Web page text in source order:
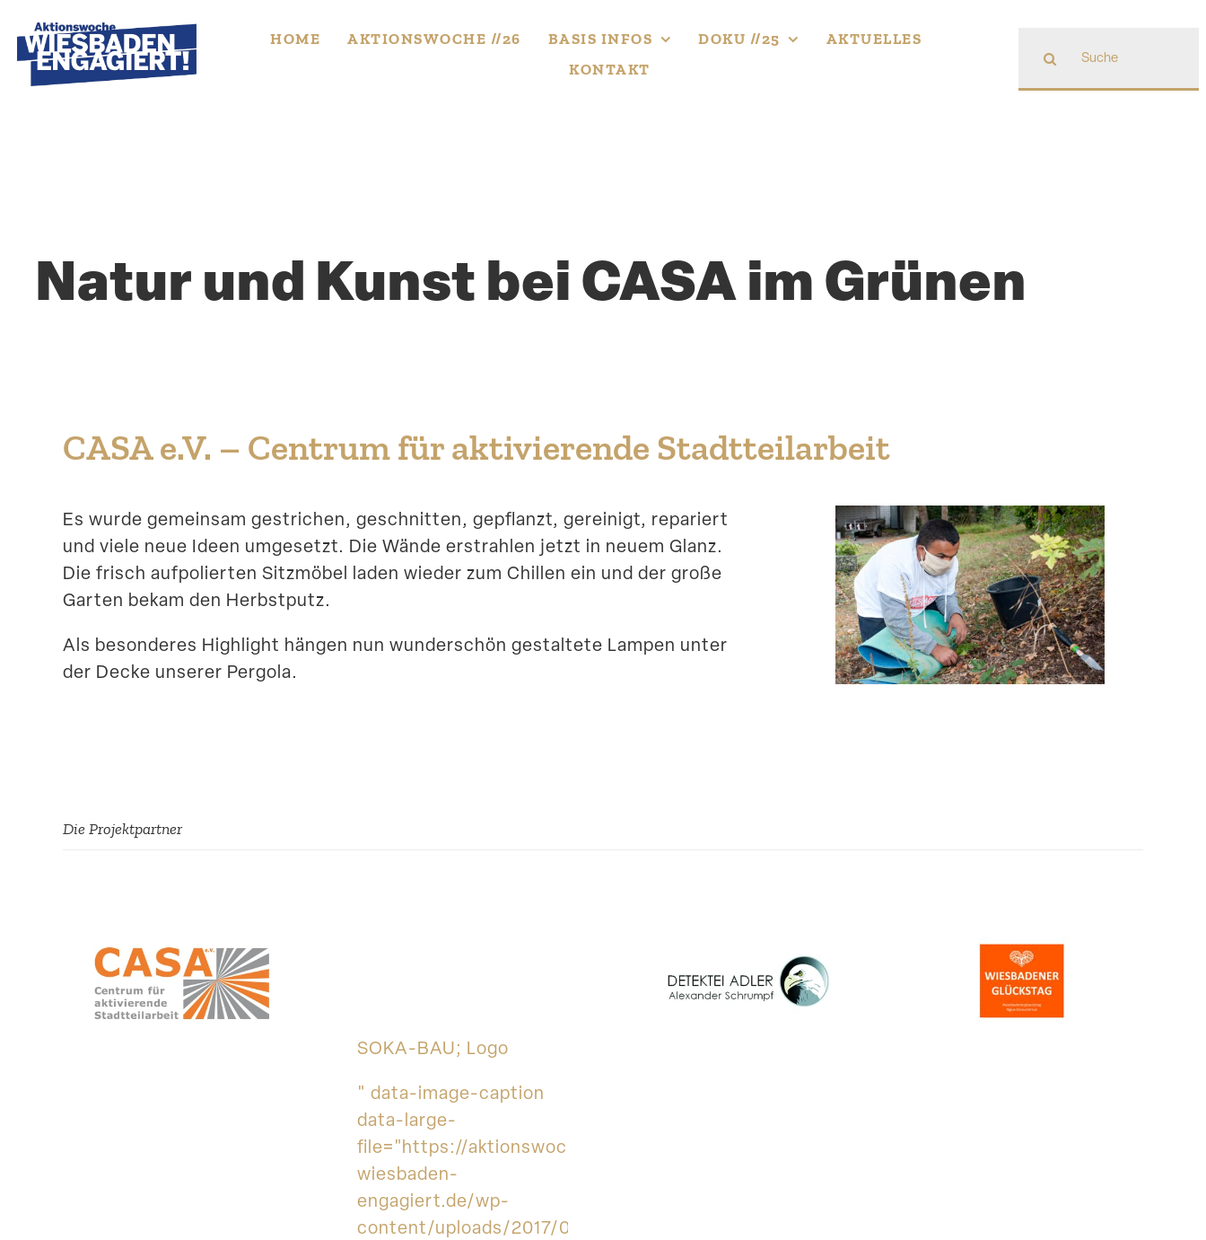
to
content
HOME AKTIONS­WOCHE //26 BASIS INFOS DOKU //25
AKTUELLES
KONTAKT
nach:
Natur und Kunst bei CASA im Grünen
CASA e.V. – Centrum für aktivie­rende Stadtteilarbeit
Es wurde gemeinsam gestrichen, geschnitten, gepflanzt, gereinigt, repariert
und viele neue Ideen umgesetzt. Die Wände erstrahlen jetzt in neuem Glanz.
Die frisch aufpo­lierten Sitzmöbel laden wieder zum Chillen ein und der große
Garten bekam den Herbstputz.
Als beson­deres Highlight hängen nun wunder­schön gestaltete Lampen unter
der Decke unserer Pergola.
Die Projekt­partner
SOKA-BAU; Logo
" data-image-caption
data-large-
file="https://aktionswoche-
wiesbaden-
engagiert.de/wp-
content/uploads/2017/09/soka-